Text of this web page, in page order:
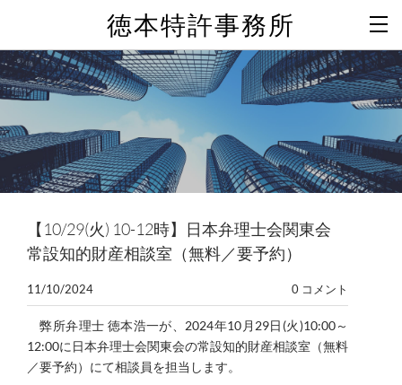
徳本特許事務所
【10/29(火) 10-12時】日本弁理士会関東会
常設知的財産相談室（無料／要予約）
11/10/2024 0 コメント
弊所弁理士 徳本浩一が、2024年10月29日(火)10:00～
12:00に日本弁理士会関東会の常設知的財産相談室（無料
／要予約）にて相談員を担当します。